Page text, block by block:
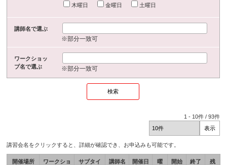
木曜日
金曜日 土曜日
講師名で選ぶ
※部分一致可
ワークショッ
プ名で選ぶ
※部分一致可
1 - 10件 /93件
講習会名をクリックすると、詳細が確認でき、お申込みも可能です。
開催場所
ワークショ
サブタイ
講師名
開催日
曜
開始
終了
残